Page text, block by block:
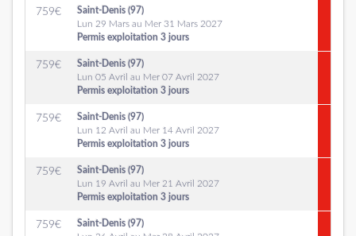
759€
Saint-Denis (97)
Lun 29 Mars au Mer 31 Mars 2027
Permis exploitation 3 jours
759€
Saint-Denis (97)
Lun 05 Avril au Mer 07 Avril 2027
Permis exploitation 3 jours
759€
Saint-Denis (97)
Lun 12 Avril au Mer 14 Avril 2027
Permis exploitation 3 jours
759€
Saint-Denis (97)
Lun 19 Avril au Mer 21 Avril 2027
Permis exploitation 3 jours
759€
Saint-Denis (97)